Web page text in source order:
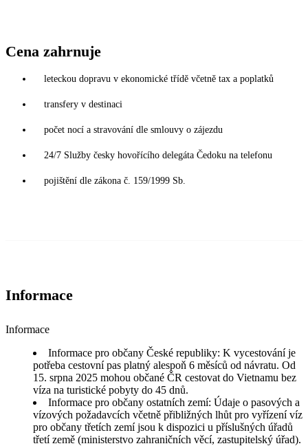
Cena zahrnuje
leteckou dopravu v ekonomické třídě včetně tax a poplatků
transfery v destinaci
počet nocí a stravování dle smlouvy o zájezdu
24/7 Služby česky hovořícího delegáta Čedoku na telefonu
pojištění dle zákona č. 159/1999 Sb.
Informace
Informace
Informace pro občany České republiky: K vycestování je
potřeba cestovní pas platný alespoň 6 měsíců od návratu. Od
15. srpna 2025 mohou občané ČR cestovat do Vietnamu bez
víza na turistické pobyty do 45 dnů.
Informace pro občany ostatních zemí: Údaje o pasových a
vízových požadavcích včetně přibližných lhůt pro vyřízení víz
pro občany třetích zemí jsou k dispozici u příslušných úřadů
třetí země (ministerstvo zahraničních věcí, zastupitelský úřad).